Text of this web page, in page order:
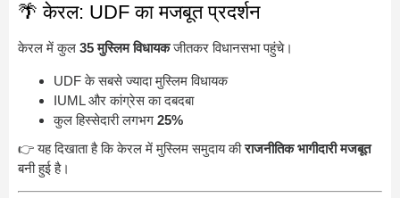
🌴 केरल: UDF का मजबूत प्रदर्शन
केरल में कुल 35 मुस्लिम विधायकजीतकर विधानसभा पहुंचे।
UDF के सबसे ज्यादा मुस्लिम विधायक
IUML और कांग्रेस का दबदबा
कुल हिस्सेदारी लगभग 25%
👉 यह दिखाता है कि केरल में मुस्लिम समुदाय कीराजनीतिक भागीदारी मजबूत
बनी हुई है।